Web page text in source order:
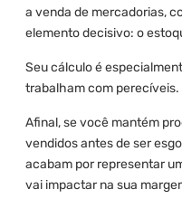
a venda de mercadorias,
elemento decisivo: o
Seu cálculo é
trabalham com perecíveis.
Afinal, se você mantém
vendidos antes de ser
acabam por representar
vai impactar na sua